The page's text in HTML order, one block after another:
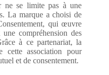
ne se limite pas à une
La marque a choisi de
qui œuvre
compréhension des
à ce partenariat, la
cette association pour
et de consentement.